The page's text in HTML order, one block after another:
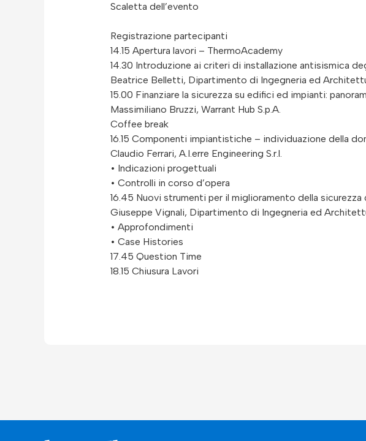
Scaletta dell’evento
Registrazione partecipanti
14.15 Apertura lavori – ThermoAcademy
14.30 Introduzione ai criteri di installazione antisismica
Beatrice Belletti, Dipartimento di Ingegneria ed
15.00 Finanziare la sicurezza su edifici ed impianti:
Massimiliano Bruzzi, Warrant Hub S.p.A.
Coffee break
16.15 Componenti impiantistiche – individuazione della
Claudio Ferrari, A.I.erre Engineering S.r.l.
• Indicazioni progettuali
• Controlli in corso d’opera
16.45 Nuovi strumenti per il miglioramento della
Giuseppe Vignali, Dipartimento di Ingegneria ed
• Approfondimenti
• Case Histories
17.45 Question Time
18.15 Chiusura Lavori